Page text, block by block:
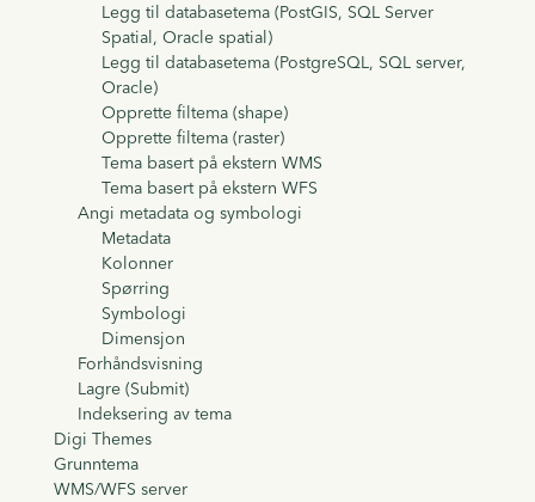
Legg til databasetema (PostGIS, SQL Server
Spatial, Oracle spatial)
Legg til databasetema (PostgreSQL, SQL server,
Oracle)
Opprette filtema (shape)
Opprette filtema (raster)
Tema basert på ekstern WMS
Tema basert på ekstern WFS
Angi metadata og symbologi
Metadata
Kolonner
Spørring
Symbologi
Dimensjon
Forhåndsvisning
Lagre (Submit)
Indeksering av tema
Digi Themes
Grunntema
WMS/WFS server